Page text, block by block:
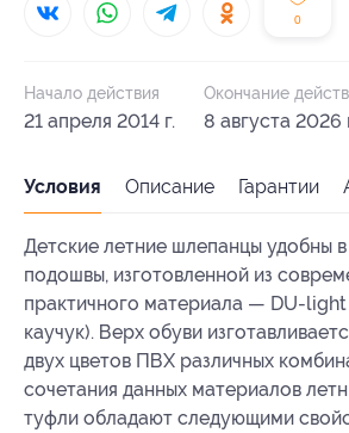
0
Начало действия
21 апреля 2014 г.
Окончание
8 августа 2026
Условия Описание Гарантии
Детские летние шлепанцы удобны в
подошвы, изготовленной из
практичного материала — DU-
каучук). Верх обуви
двух цветов ПВХ различных
сочетания данных материалов
туфли обладают следующими